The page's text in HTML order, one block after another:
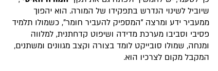
שיוביל לשינוי הנדרש בתפקידו של המורה. הוא יהפוך
ממעביר ידע ומרצה "המספיק להעביר חומר", כשמולו תלמיד
פסיבי וסביבו מערכת מדידה ושיפוט קדחתנית, למלווה
ומנחה, שמולו סובייקט לומד בצורה וקצב מגוונים ומשתנים,
המקבל מקום לצרכיו הוא.